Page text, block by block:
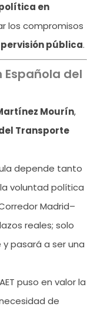
en
los compromisos
pública.
del
Mourín,
Transporte
depende tanto
voluntad política
Madrid–
reales; solo
pasará a ser una
puso en valor la
de